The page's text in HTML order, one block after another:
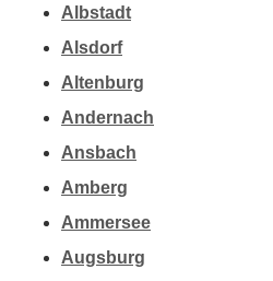
Albstadt
Alsdorf
Altenburg
Andernach
Ansbach
Amberg
Ammersee
Augsburg